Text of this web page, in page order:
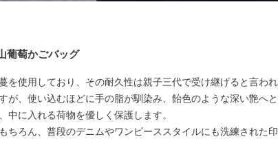
葡萄かごバッグ
を使用しており、その耐久性は親子三代で受け継げると言わ
が、使い込むほどに手の脂が馴染み、飴色のような深い艶へ
中に入れる荷物を優しく保護します。
ちろん、普段のデニムやワンピーススタイルにも洗練された